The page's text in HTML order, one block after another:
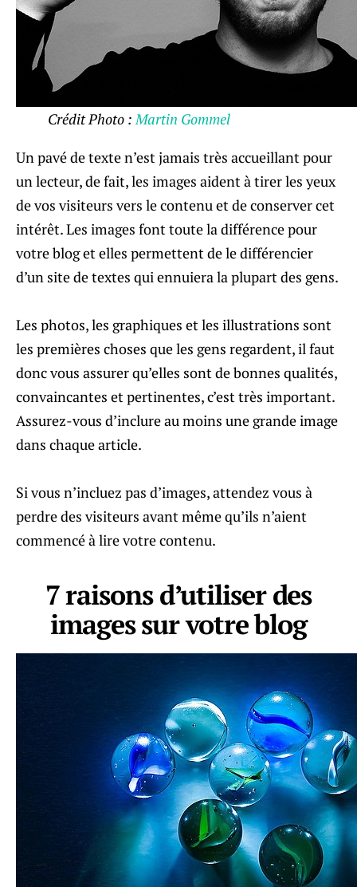
Crédit Photo :Martin Gommel
Un pavé de texte n’est jamais très accueillant pour
un lecteur, de fait, les images aident à tirer les yeux
de vos visiteurs vers le contenu et de conserver cet
intérêt. Les images font toute la différence pour
votre blog et elles permettent de le différencier
d’un site de textes qui ennuiera la plupart des gens.
Les photos, les graphiques et les illustrations sont
les premières choses que les gens regardent, il faut
donc vous assurer qu’elles sont de bonnes qualités,
convaincantes et pertinentes, c’est très important.
Assurez-vous d’inclure au moins une grande image
dans chaque article.
Si vous n’incluez pas d’images, attendez vous à
perdre des visiteurs avant même qu’ils n’aient
commencé à lire votre contenu.
7 raisons d’utiliser des
images sur votre blog